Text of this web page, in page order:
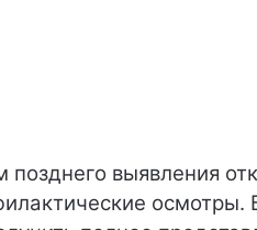
выявления
осмотры.